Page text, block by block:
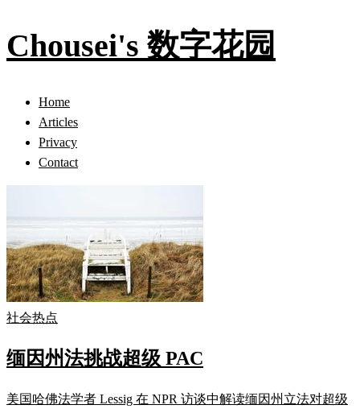
Chousei's 数字花园
Home
Articles
Privacy
Contact
社会热点
缅因州法挑战超级 PAC
美国哈佛法学者 Lessig 在 NPR 访谈中解读缅因州立法对超级